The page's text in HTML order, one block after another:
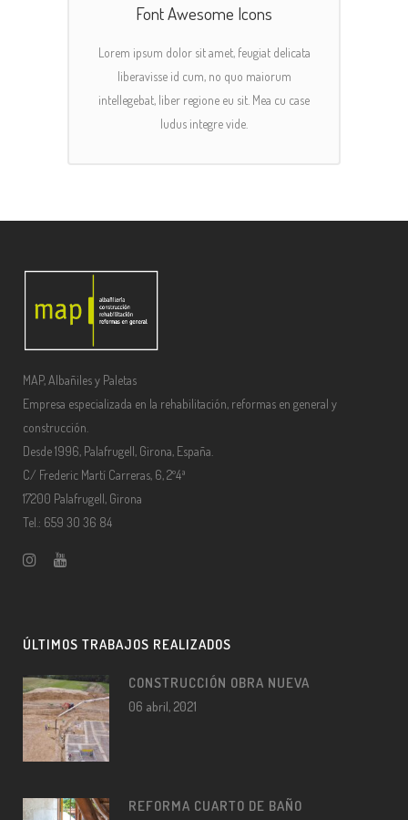
Font Awesome Icons
Lorem ipsum dolor sit amet, feugiat delicata
liberavisse id cum, no quo maiorum
intellegebat, liber regione eu sit. Mea cu case
ludus integre vide.
MAP, Albañiles y Paletas
Empresa especializada en la rehabilitación, reformas en general y
construcción.
Desde 1996, Palafrugell, Girona, España.
C/ Frederic Martí Carreras, 6, 2º4ª
17200 Palafrugell, Girona
Tel.: 659 30 36 84
ÚLTIMOS TRABAJOS REALIZADOS
CONSTRUCCIÓN OBRA NUEVA
06 abril, 2021
REFORMA CUARTO DE BAÑO